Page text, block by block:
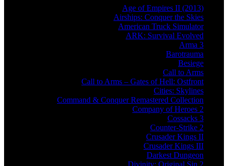
Age of Empires II (2013)
Airships: Conquer the Skies
American Truck Simulator
ARK: Survival Evolved
Arma 3
Barotrauma
Besiege
Call to Arms
Call to Arms – Gates of Hell: Ostfront
Cities: Skylines
Command & Conquer Remastered Collection
Company of Heroes 2
Cossacks 3
Counter-Strike 2
Crusader Kings II
Crusader Kings III
Darkest Dungeon
Divinity: Original Sin 2